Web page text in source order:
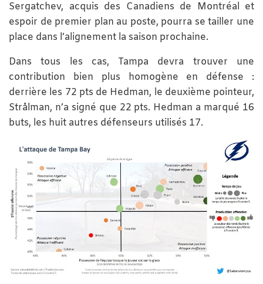
Sergatchev, acquis des Canadiens de Montréal et
espoir de premier plan au poste, pourra se tailler une
place dans l’alignement la saison prochaine.
Dans tous les cas, Tampa devra trouver une
contribution bien plus homogène en défense :
derrière les 72 pts de Hedman, le deuxième pointeur,
Strålman, n’a signé que 22 pts. Hedman a marqué 16
buts, les huit autres défenseurs utilisés 17.